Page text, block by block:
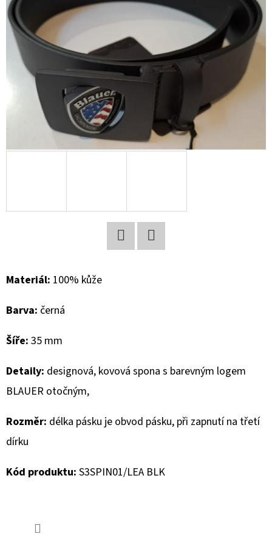
Materiál: 100% kůže
Barva: černá
Šíře: 35 mm
Detaily: designová, kovová spona s barevným logem
BLAUER otočným,
Rozměr: délka pásku je obvod pásku, při zapnutí na třetí
dírku
Kód produktu: S3SPIN01/LEA BLK
T
E
A
J
T
HLEDAT
O
P
O
R
U
Č
J
E
E